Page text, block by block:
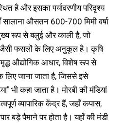
है और इसका पर्यावरणीय परिदृश्य
औसतन 600-700 मिमी वर्षा
मुख्य रूप से बलुई और काली है, जो
फसलों के लिए अनुकूल है। कृषि
औद्योगिक आधार, विशेष रूप से
लिए जाना जाता है, जिससे इसे
भी कहा जाता है। मोरबी की मंडियां
व्यापारिक केंद्र हैं, जहाँ कपास,
बड़े पैमाने पर होता है। यहाँ की मंडी